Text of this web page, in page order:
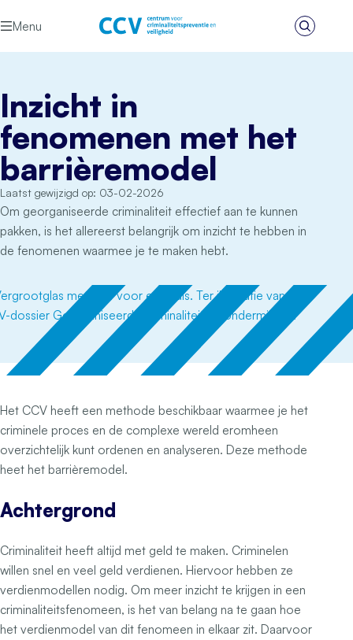
Menu
Zoeken
Inzicht in
fenomenen met het
barrièremodel
Laatst gewijzigd op: 03-02-2026
Om georganiseerde criminaliteit effectief aan te kunnen
pakken, is het allereerst belangrijk om inzicht te hebben in
de fenomenen waarmee je te maken hebt.
Het CCV heeft een methode beschikbaar waarmee je het
criminele proces en de complexe wereld eromheen
overzichtelijk kunt ordenen en analyseren. Deze methode
heet het barrièremodel.
Achtergrond
Criminaliteit heeft altijd met geld te maken. Criminelen
willen snel en veel geld verdienen. Hiervoor hebben ze
verdienmodellen nodig. Om meer inzicht te krijgen in een
criminaliteitsfenomeen, is het van belang na te gaan hoe
het verdienmodel van dit fenomeen in elkaar zit. Daarvoor